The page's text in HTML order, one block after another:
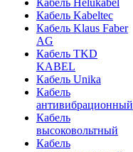
Кабель Helukabel
Кабель Kabeltec
Кабель Klaus Faber
AG
Кабель TKD
KABEL
Кабель Unika
Кабель
антивибрационный
Кабель
высоковольтный
Кабель